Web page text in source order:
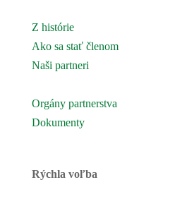
Z histórie
Ako sa stať členom
Naši partneri
Orgány partnerstva
Dokumenty
Rýchla voľba